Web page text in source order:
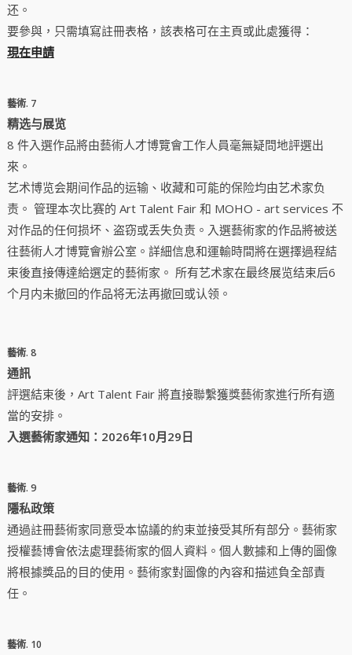
还。
要參與，只需填寫註冊表格，該表格可在主頁或此處獲得：
現在申請
藝術. 7
精选与展览
8 件入選作品將由藝術人才博覽會工作人員毫無疑問地評選出
來。
艺术博览会期间作品的运输、收藏和可能的保险均由艺术家负
责。 管理本次比赛的 Art Talent Fair 和 MOHO - art services 不
对作品的任何损坏、盗窃或丢失负责。入選藝術家的作品將被送
往藝術人才博覽會辦公室。詳細信息和運輸時間將在選擇過程結
束後直接傳達給選定的藝術家。 所有艺术家在最终展览结束后6
个月内未撤回的作品将无法再撤回或认领。
藝術. 8
通訊
評選結束後，Art Talent Fair 將直接聯繫獲獎藝術家進行所有適
當的安排。
入選藝術家通知：2026年10月29日
藝術. 9
隱私政策
通過註冊藝術家同意受本協議的約束並接受其所有部分。藝術家
授權藝博會依法處理藝術家的個人資料。個人數據和上傳的圖像
將根據獎品的目的使用。藝術家對圖像的內容和描述負全部責
任。
藝術. 10